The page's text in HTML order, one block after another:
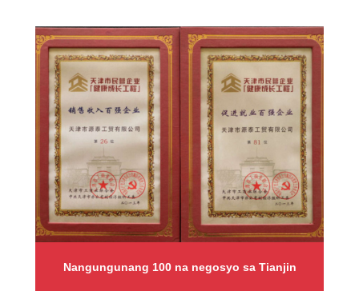
Nangungunang 100 na negosyo sa Tianjin